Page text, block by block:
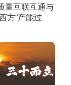
量互联互通与
方“产能过